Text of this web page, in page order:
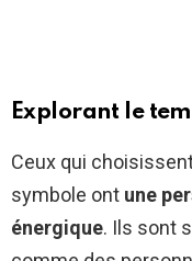
Explorant le
Ceux qui
symbole ont une
énergique. Ils sont